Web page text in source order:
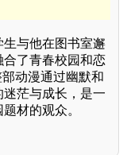
生与他在图书室邂
了青春校园和恋
动漫通过幽默和
茫与成长，是一
材的观众。